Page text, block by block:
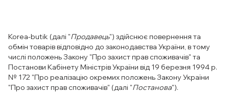
Korea-butik (далі "Продавець") здійснює повернення та
обмін товарів відповідно до законодавства України, в тому
числі положень Закону "Про захист прав споживачів" та
Постанови Кабінету Міністрів України від 19 березня 1994 р.
№ 172 "Про реалізацію окремих положень Закону України
"Про захист прав споживачів" (далі "Постанова").